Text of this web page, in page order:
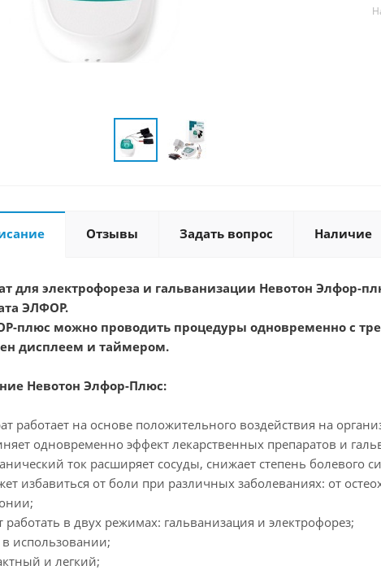
Отзывы Задать вопрос Наличие
для электрофореза и гальванизации Невотон Элфор-
ЭЛФОР.
плюс можно проводить процедуры одновременно с
дисплеем и таймером.
Невотон Элфор-Плюс:
работает на основе положительного воздействия на
одновременно эффект лекарственных препаратов и
ток расширяет сосуды, снижает степень болевого
избавиться от боли при различных заболеваниях: от
работать в двух режимах: гальванизация и электрофорез;
в использовании;
и легкий;